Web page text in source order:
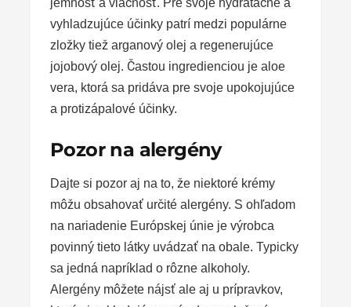
vyhladzujúce účinky patrí medzi populárne
zložky tiež arganový olej a regenerujúce
jojobový olej. Častou ingredienciou je aloe
vera, ktorá sa pridáva pre svoje upokojujúce
a protizápalové účinky.
Pozor na alergény
Dajte si pozor aj na to, že niektoré krémy
môžu obsahovať určité alergény. S ohľadom
na nariadenie Európskej únie je výrobca
povinný tieto látky uvádzať na obale. Typicky
sa jedná napríklad o rôzne alkoholy.
Alergény môžete nájsť ale aj u prípravkov,